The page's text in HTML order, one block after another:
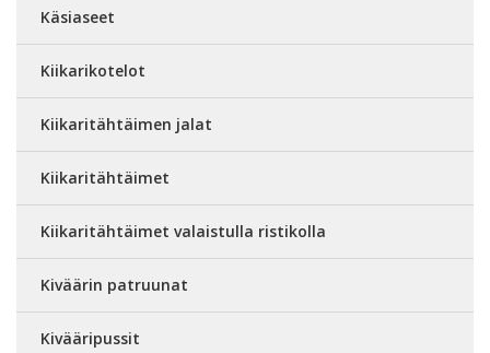
Käsiaseet
Kiikarikotelot
Kiikaritähtäimen jalat
Kiikaritähtäimet
Kiikaritähtäimet valaistulla ristikolla
Kiväärin patruunat
Kivääripussit